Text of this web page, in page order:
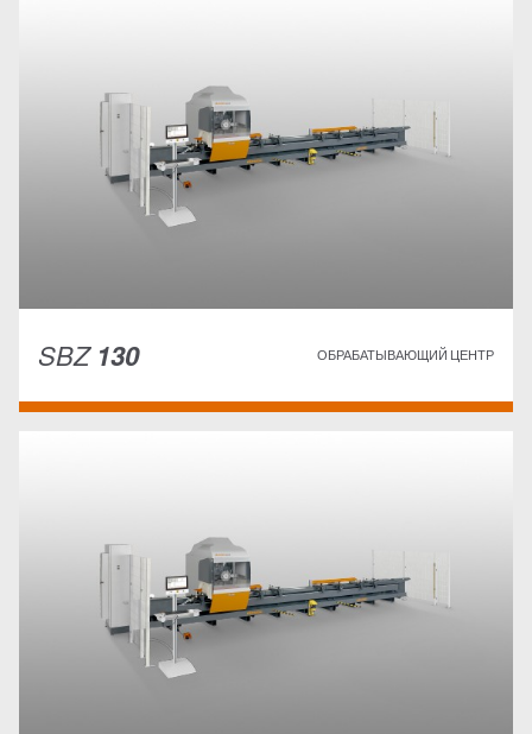
SBZ 130 ОБРАБАТЫВАЮЩИЙ ЦЕНТР